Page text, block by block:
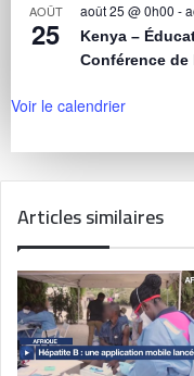
AOÛT
25
août 25 @ 0h00 -
Kenya –
Conférence de
Voir le calendrier
Articles similaires